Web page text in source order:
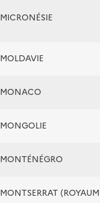
MICRONÉSIE
MOLDAVIE
MONACO
MONGOLIE
MONTÉNÉGRO
MONTSERRAT